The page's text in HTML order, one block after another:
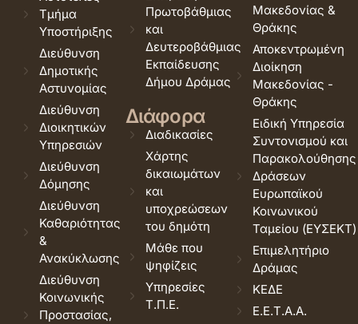
Τμήμα
Υποστήριξης
Διεύθυνση
Δημοτικής
Αστυνομίας
Διεύθυνση
Διοικητικών
Υπηρεσιών
Διεύθυνση
Δόμησης
Διεύθυνση
Καθαριότητας
&
Ανακύκλωσης
Διεύθυνση
Κοινωνικής
Προστασίας,
Πρωτοβάθμιας
και
Δευτεροβάθμιας
Εκπαίδευσης
Δήμου Δράμας
Διάφορα
Διαδικασίες
Χάρτης
δικαιωμάτων
και
υποχρεώσεων
του δημότη
Μάθε που
ψηφίζεις
Υπηρεσίες
Τ.Π.Ε.
Μακεδονίας &
Θράκης
Αποκεντρωμένη
Διοίκηση
Μακεδονίας -
Θράκης
Ειδική Υπηρεσία
Συντονισμού και
Παρακολούθησης
Δράσεων
Ευρωπαϊκού
Κοινωνικού
Ταμείου (ΕΥΣΕΚΤ)
Επιμελητήριο
Δράμας
ΚΕΔΕ
Ε.Ε.Τ.Α.Α.